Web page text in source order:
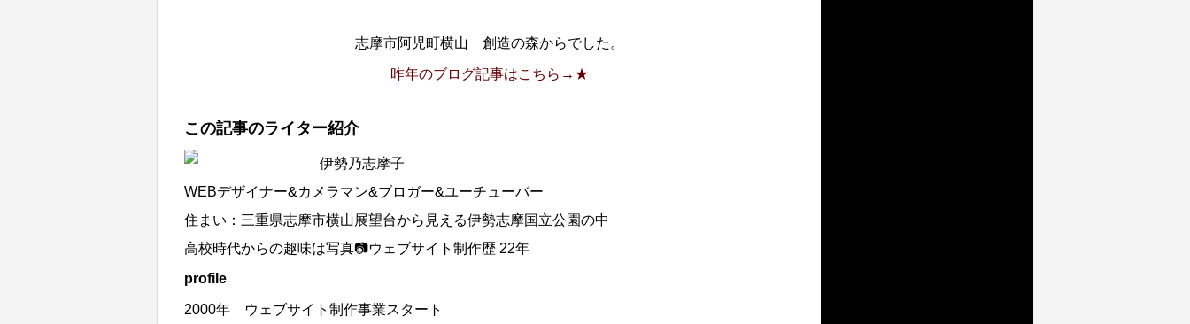
志摩市阿児町横山 創造の森からでした。
昨年のブログ記事はこちら→★
この記事のライター紹介
伊勢乃志摩子
WEBデザイナー&カメラマン&ブロガー&ユーチューバー
住まい：三重県志摩市横山展望台から見える伊勢志摩国立公園の中
高校時代からの趣味は写真📷ウェブサイト制作歴 22年
profile
2000年 ウェブサイト制作事業スタート